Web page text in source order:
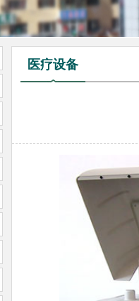
医疗设备